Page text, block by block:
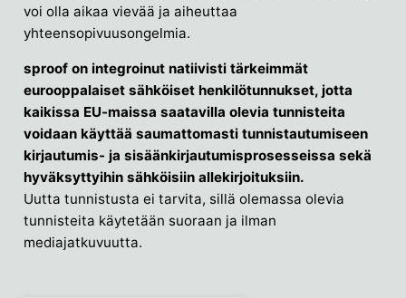
voi olla aikaa vievää ja aiheuttaa
yhteensopivuusongelmia.
sproof on integroinut natiivisti tärkeimmät
eurooppalaiset sähköiset henkilötunnukset, jotta
kaikissa EU-maissa saatavilla olevia tunnisteita
voidaan käyttää saumattomasti tunnistautumiseen
kirjautumis- ja sisäänkirjautumisprosesseissa sekä
hyväksyttyihin sähköisiin allekirjoituksiin.
Uutta tunnistusta ei tarvita, sillä olemassa olevia
tunnisteita käytetään suoraan ja ilman
mediajatkuvuutta.